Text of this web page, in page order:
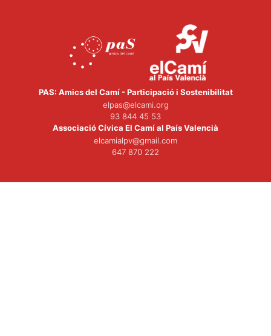
PAS: Amics del Camí - Participació i Sostenibilitat
elpas@elcami.org
93 844 45 53
Associació Cívica El Camí al País Valencià
elcamialpv@gmail.com
647 870 222